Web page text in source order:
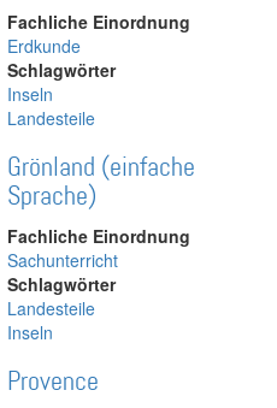
Fachliche Einordnung
Erdkunde
Schlagwörter
Inseln
Landesteile
Grönland (einfache
Sprache)
Fachliche Einordnung
Sachunterricht
Schlagwörter
Landesteile
Inseln
Provence